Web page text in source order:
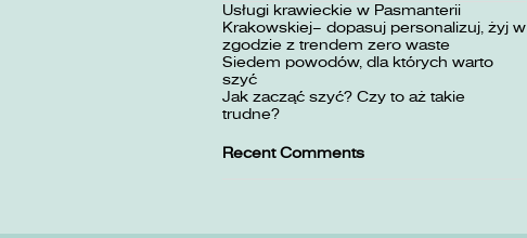
Usługi krawieckie w Pasmanterii
Krakowskiej– dopasuj personalizuj, żyj w
zgodzie z trendem zero waste
Siedem powodów, dla których warto
szyć
Jak zacząć szyć? Czy to aż takie
trudne?
Recent Comments